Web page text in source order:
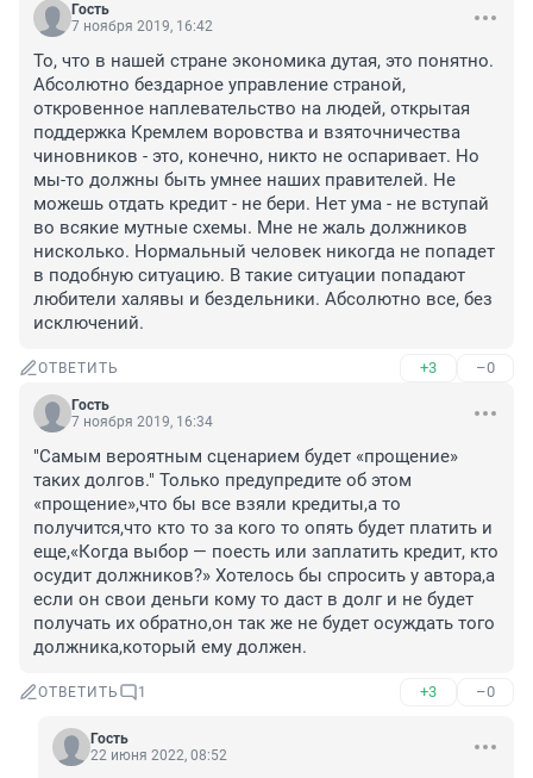
Гость
7 ноября 2019, 16:42
То, что в нашей стране экономика дутая, это понятно.
Абсолютно бездарное управление страной,
откровенное наплевательство на людей, открытая
поддержка Кремлем воровства и взяточничества
чиновников - это, конечно, никто не оспаривает. Но
мы-то должны быть умнее наших правителей. Не
можешь отдать кредит - не бери. Нет ума - не вступай
во всякие мутные схемы. Мне не жаль должников
нисколько. Нормальный человек никогда не попадет
в подобную ситуацию. В такие ситуации попадают
любители халявы и бездельники. Абсолютно все, без
исключений.
ОТВЕТИТЬ +3 –0
Гость
7 ноября 2019, 16:34
"Самым вероятным сценарием будет «прощение»
таких долгов." Только предупредите об этом
«прощение»,что бы все взяли кредиты,а то
получится,что кто то за кого то опять будет платить и
еще,«Когда выбор — поесть или заплатить кредит, кто
осудит должников?» Хотелось бы спросить у автора,а
если он свои деньги кому то даст в долг и не будет
получать их обратно,он так же не будет осуждать того
должника,который ему должен.
ОТВЕТИТЬ 1 +3 –0
Гость
22 июня 2022, 08:52